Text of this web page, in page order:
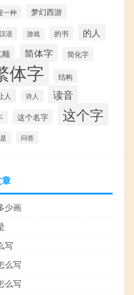
一种 梦幻西游
汉语 游戏 的书 的人
简体字 简化字
体字 结构
人 诗人 读音
这个名字 这个字
问答
少画
写
么写
么写